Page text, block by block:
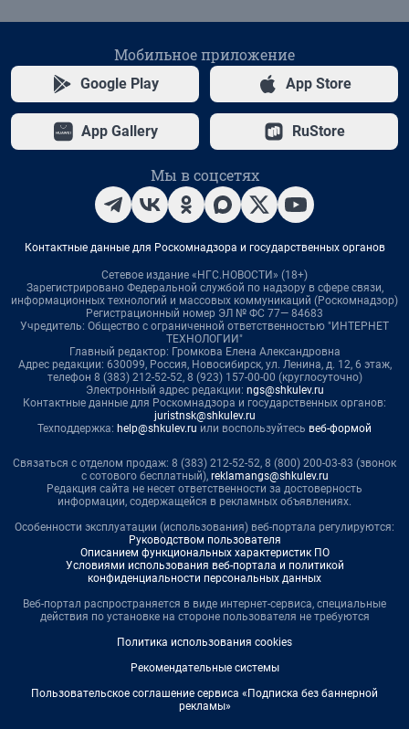
Мобильное приложение
Google Play App Store
App Gallery RuStore
Мы в соцсетях
Контактные данные для Роскомнадзора и государственных органов
Сетевое издание «НГС.НОВОСТИ» (18+)
Зарегистрировано Федеральной службой по надзору в сфере связи,
информационных технологий и массовых коммуникаций (Роскомнадзор)
Регистрационный номер ЭЛ № ФС 77— 84683
Учредитель: Общество с ограниченной ответственностью "ИНТЕРНЕТ
ТЕХНОЛОГИИ"
Главный редактор: Громкова Елена Александровна
Адрес редакции: 630099, Россия, Новосибирск, ул. Ленина, д. 12, 6 этаж,
телефон 8 (383) 212-52-52, 8 (923) 157-00-00 (круглосуточно)
Электронный адрес редакции: ngs@shkulev.ru
Контактные данные для Роскомнадзора и государственных органов:
juristnsk@shkulev.ru
Техподдержка: help@shkulev.ru или воспользуйтесь веб-формой
Связаться с отделом продаж: 8 (383) 212-52-52, 8 (800) 200-03-83 (звонок
с сотового бесплатный), reklamangs@shkulev.ru
Редакция сайта не несет ответственности за достоверность
информации, содержащейся в рекламных объявлениях.
Особенности эксплуатации (использования) веб-портала регулируются:
Руководством пользователя
Описанием функциональных характеристик ПО
Условиями использования веб-портала и политикой
конфиденциальности персональных данных
Веб-портал распространяется в виде интернет-сервиса, специальные
действия по установке на стороне пользователя не требуются
Политика использования cookies
Рекомендательные системы
Пользовательское соглашение сервиса «Подписка без баннерной
рекламы»